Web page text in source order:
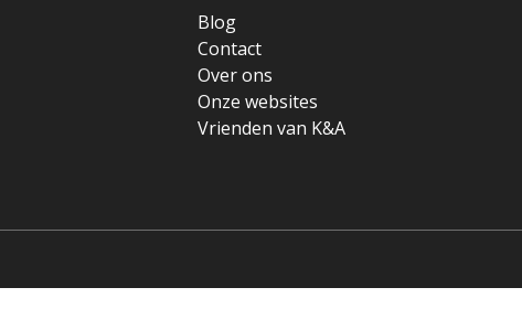
Blog
Contact
Over ons
Onze websites
Vrienden van K&A